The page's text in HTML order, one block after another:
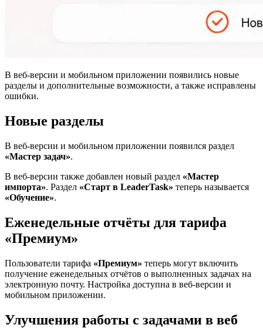
В веб-версии и мобильном приложении появились новые
разделы и дополнительные возможности, а также исправлены
ошибки.
Новые разделы
В веб-версии и мобильном приложении появился раздел
«Мастер задач».
В веб-версии также добавлен новый раздел «Мастер
импорта». Раздел «Старт в LeaderTask» теперь называется
«Обучение».
Еженедельные отчёты для тарифа
«Премиум»
Пользователи тарифа «Премиум» теперь могут включить
получение еженедельных отчётов о выполненных задачах на
электронную почту. Настройка доступна в веб-версии и
мобильном приложении.
Улучшения работы с задачами в веб